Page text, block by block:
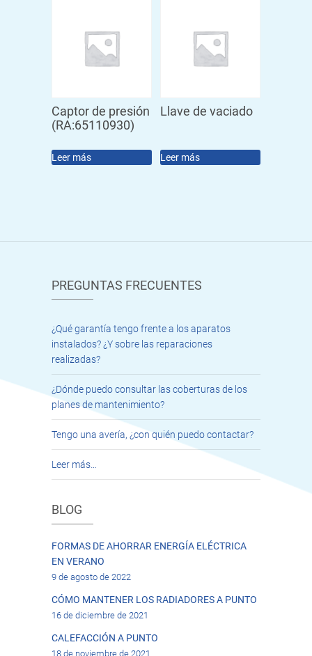
Captor de presión
(RA:65110930)
Leer más
Llave de vaciado
Leer más
PREGUNTAS FRECUENTES
¿Qué garantía tengo frente a los aparatos
instalados? ¿Y sobre las reparaciones
realizadas?
¿Dónde puedo consultar las coberturas de los
planes de mantenimiento?
Tengo una avería, ¿con quién puedo contactar?
Leer más…
BLOG
FORMAS DE AHORRAR ENERGÍA ELÉCTRICA
EN VERANO
9 de agosto de 2022
CÓMO MANTENER LOS RADIADORES A PUNTO
16 de diciembre de 2021
CALEFACCIÓN A PUNTO
18 de noviembre de 2021